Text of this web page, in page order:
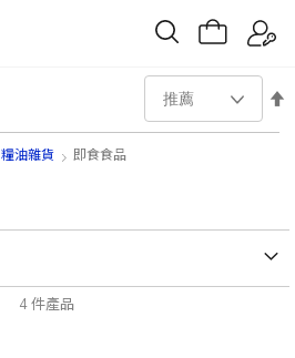
糧油雜貨 即食食品
4件產品
設
序
方